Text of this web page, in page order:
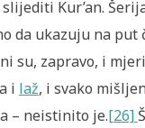
Kur’an.
da ukazuju na put
su, zapravo, i
i laž, i svako
– neistinito je.[26]